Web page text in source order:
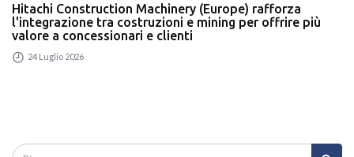
Hitachi Construction Machinery (Europe) rafforza
l'integrazione tra costruzioni e mining per offrire più
valore a concessionari e clienti
24 Luglio 2026